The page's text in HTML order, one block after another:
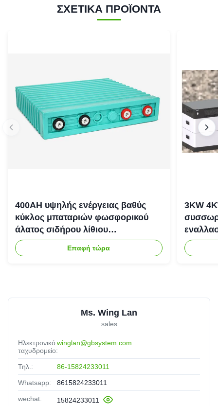
ΣΧΕΤΙΚΑ ΠΡΟΪΟΝΤΑ
400AH υψηλής ενέργειας βαθύς
κύκλος μπαταριών φωσφορικού
άλατος σιδήρου λίθιου
επανακαταλογηστέος
Επαφή τώρα
3KW
Ms. Wing Lan
sales
Ηλεκτρονικό
ταχυδρομείο:
winglan@gbsystem.com
Τηλ.: 86-15824233011
Whatsapp: 8615824233011
wechat: 15824233011